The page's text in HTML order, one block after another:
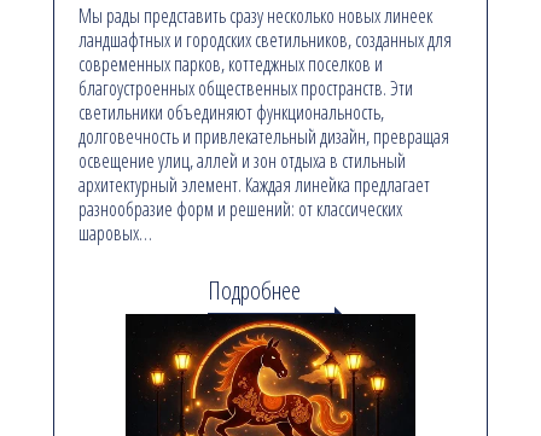
Мы рады представить сразу несколько новых линеек
ландшафтных и городских светильников, созданных для
современных парков, коттеджных поселков и
благоустроенных общественных пространств. Эти
светильники объединяют функциональность,
долговечность и привлекательный дизайн, превращая
освещение улиц, аллей и зон отдыха в стильный
архитектурный элемент. Каждая линейка предлагает
разнообразие форм и решений: от классических
шаровых…
Подробнее